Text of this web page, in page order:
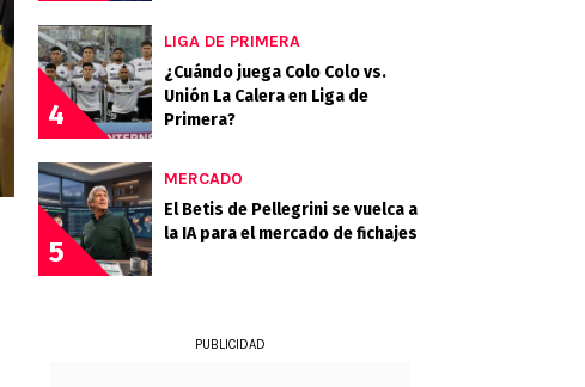
4
LIGA DE PRIMERA
¿Cuándo juega Colo Colo vs.
Unión La Calera en Liga de
Primera?
5
MERCADO
El Betis de Pellegrini se vuelca a
la IA para el mercado de fichajes
PUBLICIDAD